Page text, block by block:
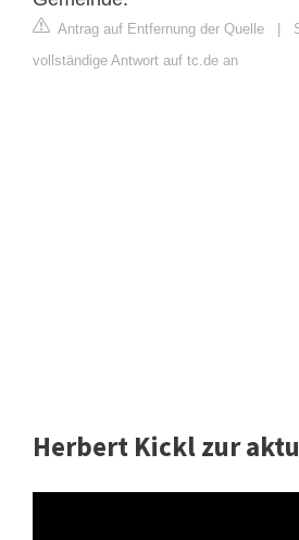
Antrag auf Entfernung der Quelle
vollständige Antwort auf tc.de an
Herbert Kickl zur